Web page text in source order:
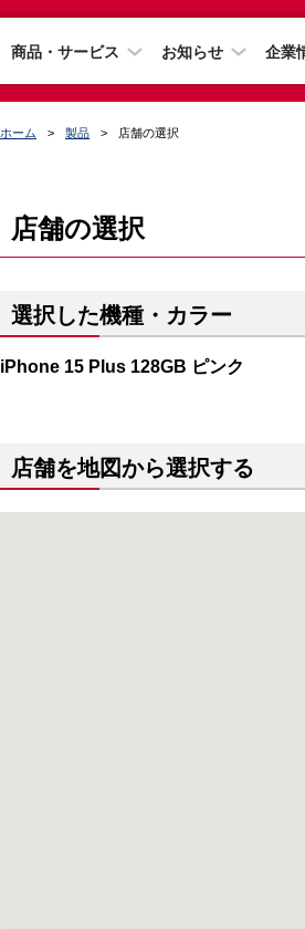
商品・サービス お知らせ 企業
ホーム 製品 店舗の選択
店舗の選択
選択した機種・カラー
iPhone 15 Plus 128GB ピンク
店舗を地図から選択する